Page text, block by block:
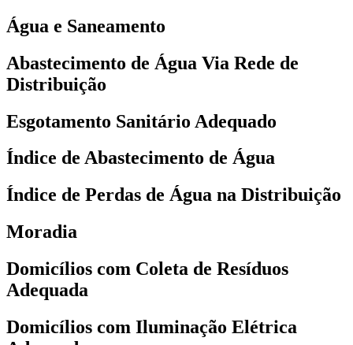
Água e Saneamento
Abastecimento de Água Via Rede de
Distribuição
Esgotamento Sanitário Adequado
Índice de Abastecimento de Água
Índice de Perdas de Água na Distribuição
Moradia
Domicílios com Coleta de Resíduos
Adequada
Domicílios com Iluminação Elétrica